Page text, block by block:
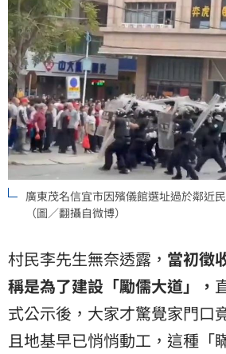
廣東茂名信宜市因殯儀館選址過於鄰近
（圖／翻攝自微博）
村民李先生無奈透露， 當初徵
稱是為了建設「勵儒大道」，
式公示後，大家才驚覺家門口
且地基早已悄悄動工，這種「